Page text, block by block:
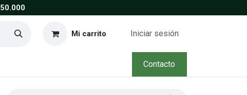
Mi carrito Iniciar sesión
Contacto